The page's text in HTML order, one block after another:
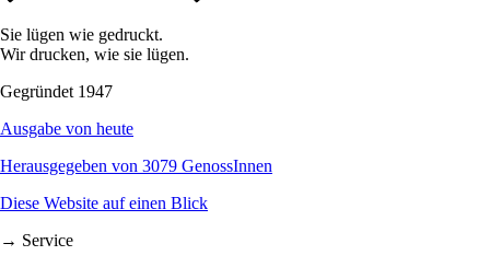
Sie lügen wie gedruckt.
Wir drucken, wie sie lügen.
Gegründet 1947
Ausgabe von heute
Herausgegeben von 3079 GenossInnen
Diese Website auf einen Blick
→ Service